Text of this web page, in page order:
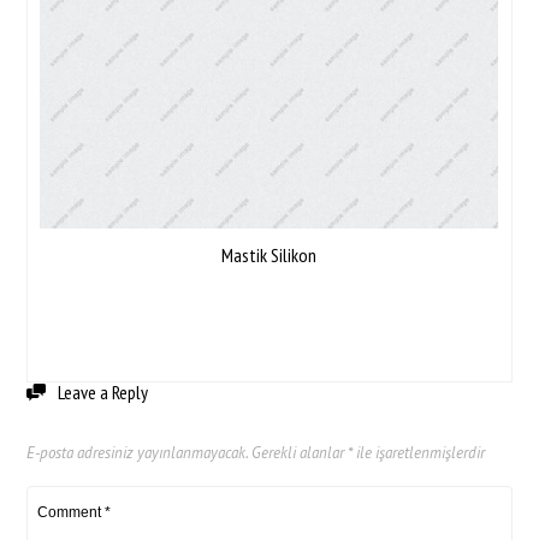
Mastik Silikon
Leave a Reply
E-posta adresiniz yayınlanmayacak. Gerekli alanlar*ile işaretlenmişlerdir